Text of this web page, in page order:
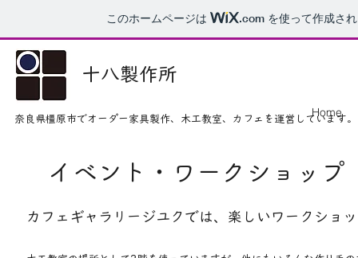
このホームページは .com を使って作成さ
​十八製作所
奈良県橿原市でオーダー家具製作、木工教室、カフェを運営しています。
Home
イベント・ワークショップ
カフェギャラリージユクでは、楽しいワークショ